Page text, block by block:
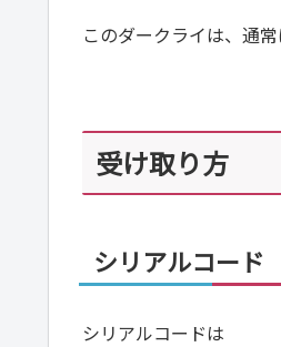
このダークライは、通
受け取り方
シリアルコード
シリアルコードは